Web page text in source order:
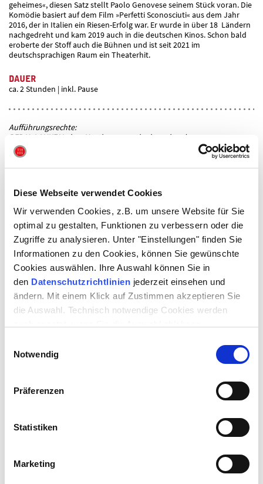
Diese Webseite verwendet Cookies
Wir verwenden Cookies, z.B. um unsere Website für Sie
optimal zu gestalten, Funktionen zu verbessern oder die
Zugriffe zu analysieren. Unter "Einstellungen" finden Sie
Informationen zu den Cookies, können Sie gewünschte
Cookies auswählen. Ihre Auswahl können Sie in
den Datenschutzrichtlinien jederzeit einsehen und
ändern. Mit einem Klick auf Zustimmen akzeptieren Sie
die Auswahl. Technisch notwendige Cookies werden
Notwendig
Präferenzen
Statistiken
Marketing
geheimes«, diesen Satz stellt Paolo Genovese seinem Stück voran. Die
Komödie basiert auf dem Film »Perfetti Sconosciuti« aus dem Jahr
2016, der in Italien ein Riesen-Erfolg war. Er wurde in über 18 Ländern
nachgedreht und kam 2019 auch in die deutschen Kinos. Schon bald
eroberte der Stoff auch die Bühnen und ist seit 2021 im
deutschsprachigen Raum ein Theaterhit.
DAUER
ca. 2 Stunden | inkl. Pause
Aufführungsrechte:
PER H. LAUKE Verlag, Hamburg www.laukeverlag.de
MUSIK MANUEL HEUSER
LICHT JOSEF GABLER
DRAMATURGIESOPHIE PÜSCHEL
MIT
PABLO GUANEME PINILLA
(Rocco, Schönheitschirurg)
JUDITH LILLY RAAB
(Eva, Psychoanalytikerin)
(Sofia, deren Tochter)
SVEN-MARCEL VOSS
JULIANE SCHWABE
RICHARD FEIST
(Cosimo, Taxi-Unternehmer)
(Bianca, Tierärztin)